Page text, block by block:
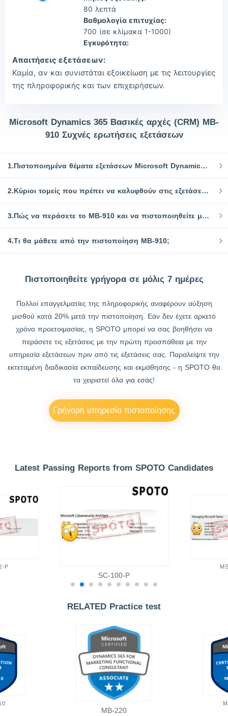
80 λεπτά
Βαθμολογία επιτυχίας:
700 (σε κλίμακα 1-1000)
Εγκυρότητα:
Απαιτήσεις εξετάσεων:
Καμία, αν και συνιστάται εξοικείωση με τις λειτουργίες
της πληροφορικής και των επιχειρήσεων.
Microsoft Dynamics 365 Βασικές αρχές (CRM) MB-
910 Συχνές ερωτήσεις εξετάσεων
1.Πιστοποιημένα θέματα εξετάσεων Microsoft Dynamics 365 Fundamentals (CRM) MB-910 με απαντήσεις και εξεταστικούς πόρους
2.Κύριοι τομείς που πρέπει να καλυφθούν στις εξετάσεις MB-910:
3.Πώς να περάσετε το MB-910 και να πιστοποιηθείτε με την πρώτη δοκιμή;
4.Τι θα μάθετε από την πιστοποίηση MB-910;
Πιστοποιηθείτε γρήγορα σε μόλις 7 ημέρες
Πολλοί επαγγελματίες της πληροφορικής αναφέρουν αύξηση
μισθού κατά 20% μετά την πιστοποίηση. Εάν δεν έχετε αρκετό
χρόνο προετοιμασίας, η SPOTO μπορεί να σας βοηθήσει να
περάσετε τις εξετάσεις με την πρώτη προσπάθεια με την
υπηρεσία εξετάσεων πριν από τις εξετάσεις σας. Παραλείψτε την
εκτεταμένη διαδικασία εκπαίδευσης και εκμάθησης - η SPOTO θα
τα χειριστεί όλα για εσάς!
Γρήγορη υπηρεσία πιστοποίησης
Latest Passing Reports from SPOTO Candidates
P
SC-100-P
RELATED Practice test
MB-220